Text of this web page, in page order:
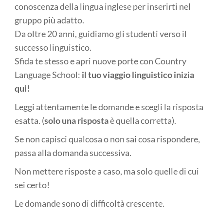
conoscenza della lingua inglese per inserirti nel
gruppo più adatto.
Da oltre 20 anni, guidiamo gli studenti verso il
successo linguistico.
Sfida te stesso e apri nuove porte con Country
Language School: il tuo viaggio linguistico inizia
qui!
Leggi attentamente le domande e scegli la risposta
esatta. (solo una rispostaè quella corretta).
Se non capisci qualcosa o non sai cosa rispondere,
passa alla domanda successiva.
Non mettere risposte a caso, ma solo quelle di cui
sei certo!
Le domande sono di difficoltà crescente.